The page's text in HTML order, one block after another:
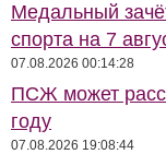
Медальный
спорта на 7
07.08.2026 00:14:28
ПСЖ может
году
07.08.2026 19:08:44